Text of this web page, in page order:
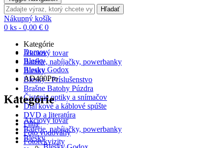
Hľadať
Nákupný košík
0 ks - 0,00 € 0
Kategórie
Akciový tovar
Batérie, nabíjačky, powerbanky
Blesky
Blesky - Príslušenstvo
Brašne Batohy Púzdra
Čistenie optiky a snímačov
Diaľkové a káblové spúšte
DVD a literatúra
Filtre
Foto vodováhy
Fotorekvizity
Domov
Blesky
Blesky Godox
AD400Pro
Kategórie
Akciový tovar
Batérie, nabíjačky, powerbanky
Blesky